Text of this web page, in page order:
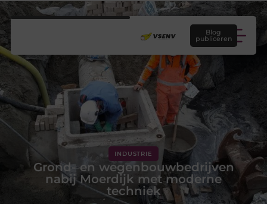
Blog
publiceren
INDUSTRIE
Grond- en wegenbouwbedrijven
nabij Moerdijk met moderne
techniek